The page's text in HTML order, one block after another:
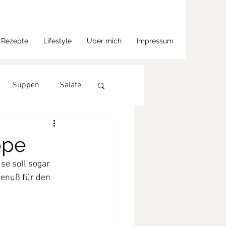
Rezepte Lifestyle Über mich Impressum
Suppen Salate
soll sogar
für den